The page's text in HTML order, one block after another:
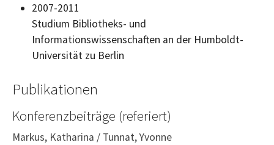
2007-2011
Studium Bibliotheks- und
Informationswissenschaften an der Humboldt-
Universität zu Berlin
Publikationen
Konferenzbeiträge (referiert)
Markus, Katharina / Tunnat, Yvonne